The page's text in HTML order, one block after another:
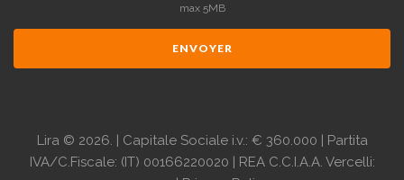
max 5MB
ENVOYER
Lira © 2026. | Capitale Sociale i.v.: € 360.000 | Partita
IVA/C.Fiscale: (IT) 00166220020 | REA C.C.I.A.A. Vercelli: